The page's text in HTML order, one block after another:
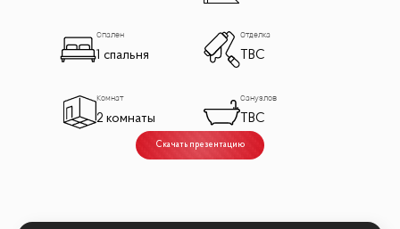
Спален
1 спальня
Отделка
TBC
Комнат
2 комнаты
Санузлов
TBC
Скачать презентацию